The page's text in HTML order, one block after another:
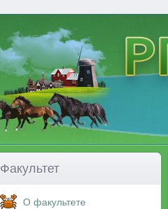
Факультет
О факультете